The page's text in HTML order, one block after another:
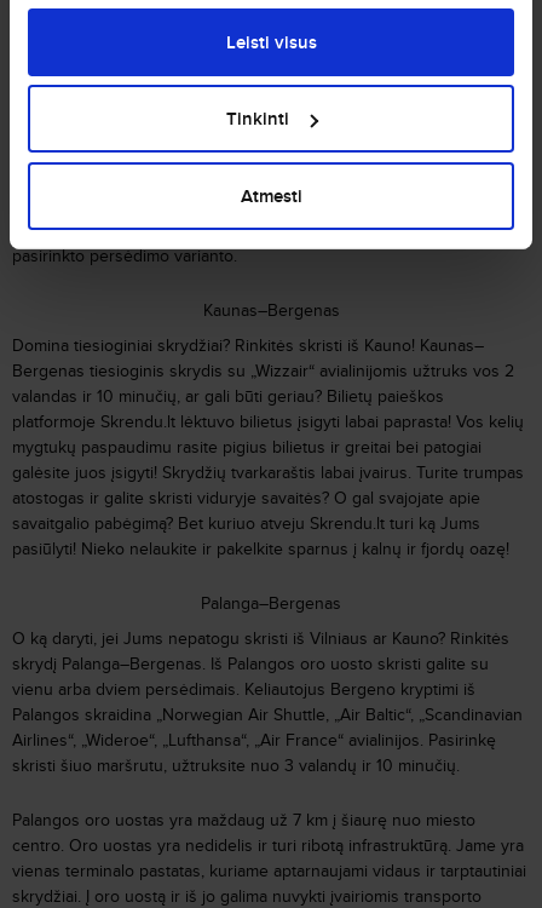
Leisti visus
Tinkinti
Atmesti
Vilnius–Bergenas
Kryptimi Vilnius–Bergenas skrydžiai vykdomi su vienu arba dviem
Scandinavian Airlines“,„Finnair
Dutch Airlines“,„Turkish Airlines“avialinijomis. Persėsti galite
Rygoje, Stambule, Stavangeryje, Stokholme. Kelionėje iš Vilniaus į
Bergeną užtruksite nuo 3 valandų ir 35 minučių, laikas priklauso nuo
pasirinkto persėdimo varianto.
Kaunas–Bergenas
Domina tiesioginiai skrydžiai? Rinkitės skristi iš Kauno! Kaunas–
Bergenas tiesioginis skrydis su „Wizzair“ avialinijomis užtruks vos 2
valandas ir 10 minučių, ar gali būti geriau? Bilietų paieškos
platformoje Skrendu.lt lėktuvo bilietus įsigyti labai paprasta! Vos kelių
mygtukų paspaudimu rasite pigius bilietus ir greitai bei patogiai
galėsite juos įsigyti! Skrydžių tvarkaraštis labai įvairus. Turite trumpas
atostogas ir galite skristi viduryje savaitės? O gal svajojate apie
savaitgalio pabėgimą? Bet kuriuo atveju Skrendu.lt turi ką Jums
pasiūlyti! Nieko nelaukite ir pakelkite sparnus į kalnų ir fjordų oazę!
Palanga–Bergenas
O ką daryti, jei Jums nepatogu skristi iš Vilniaus ar Kauno? Rinkitės
skrydį Palanga–Bergenas. Iš Palangos oro uosto skristi galite su
vienu arba dviem persėdimais. Keliautojus Bergeno kryptimi iš
Palangos skraidina „Norwegian Air Shuttle, „Air Baltic“, „Scandinavian
Airlines“, „Wideroe“, „Lufthansa“, „Air France“ avialinijos. Pasirinkę
skristi šiuo maršrutu, užtruksite nuo 3 valandų ir 10 minučių.
Palangos oro uostas yra maždaug už 7 km į šiaurę nuo miesto
centro. Oro uostas yra nedidelis ir turi ribotą infrastruktūrą. Jame yra
vienas terminalo pastatas, kuriame aptarnaujami vidaus ir tarptautiniai
skrydžiai. Į oro uostą ir iš jo galima nuvykti įvairiomis transporto